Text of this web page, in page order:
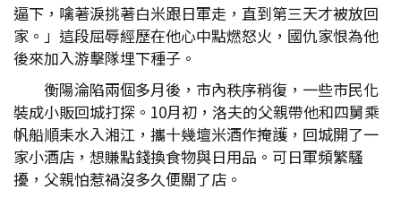
逼下，噙著淚挑著白米跟日軍走，直到第三天才被放回
家。」這段屈辱經歷在他心中點燃怒火，國仇家恨為他
後來加入游擊隊埋下種子。
衡陽淪陷兩個多月後，市內秩序稍復，一些市民化
裝成小販回城打探。10月初，洛夫的父親帶他和四舅乘
帆船順耒水入湘江，攜十幾壇米酒作掩護，回城開了一
家小酒店，想賺點錢換食物與日用品。可日軍頻繁騷
擾，父親怕惹禍沒多久便關了店。